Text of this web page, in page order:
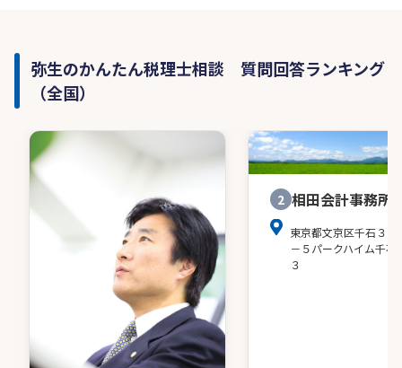
弥生のかんたん税理士相談 質問回答ランキング
（全国）
2 相田会計事務所
東京都文京区千石３－
－５パークハイム千石
３